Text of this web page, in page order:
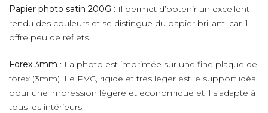
Papier photo satin 200G : Il permet d’obtenir un excellent
rendu des couleurs et se distingue du papier brillant, car il
offre peu de reflets.
Forex 3mm : La photo est imprimée sur une fine plaque de
forex (3mm). Le PVC, rigide et très léger est le support idéal
pour une impression légère et économique et il s’adapte à
tous les intérieurs.